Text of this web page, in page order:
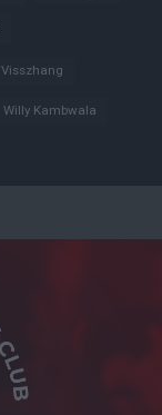
Visszhang
Willy Kambwala